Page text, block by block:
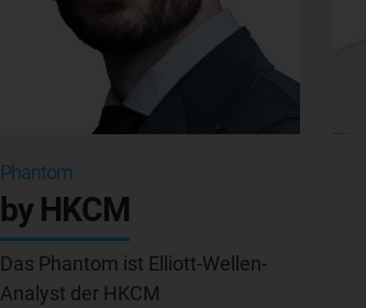
Phantom
by HKCM
Das Phantom ist Elliott-Wellen-
Analyst der HKCM